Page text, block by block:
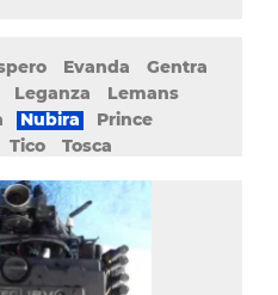
Evanda
Gentra
Leganza
Lemans
Nubira
Prince
Tico Tosca